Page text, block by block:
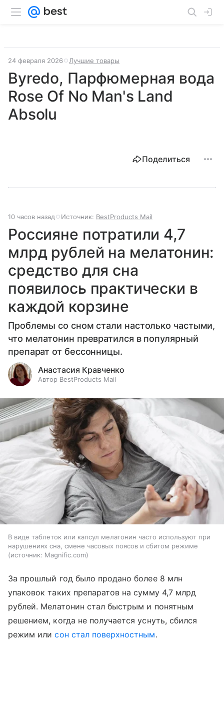
24 февраля 2026 Лучшие товары
Byredo, Парфюмерная вода
Rose Of No Man's Land
Absolu
Поделиться
10 часов назад Источник: BestProducts Mail
Россияне потратили 4,7
млрд рублей на мелатонин:
средство для сна
появилось практически в
каждой корзине
Проблемы со сном стали настолько частыми,
что мелатонин превратился в популярный
препарат от бессонницы.
Анастасия Кравченко
Автор BestProducts Mail
В виде таблеток или капсул мелатонин часто используют при
нарушениях сна, смене часовых поясов и сбитом режиме
источник: Magnific.com
За прошлый год было продано более 8 млн
упаковок таких препаратов на сумму 4,7 млрд
рублей. Мелатонин стал быстрым и понятным
решением, когда не получается уснуть, сбился
режим илисон стал поверхностным.